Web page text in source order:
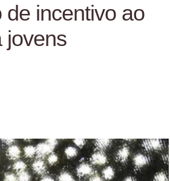
incentivo ao
jovens